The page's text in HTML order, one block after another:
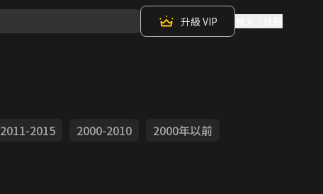
升級 VIP
2011-2015 2000-2010
2000年以前